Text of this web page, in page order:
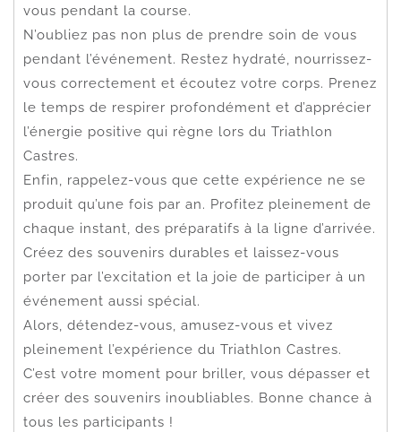
vous pendant la course.
N’oubliez pas non plus de prendre soin de vous
pendant l’événement. Restez hydraté, nourrissez-
vous correctement et écoutez votre corps. Prenez
le temps de respirer profondément et d’apprécier
l’énergie positive qui règne lors du Triathlon
Castres.
Enfin, rappelez-vous que cette expérience ne se
produit qu’une fois par an. Profitez pleinement de
chaque instant, des préparatifs à la ligne d’arrivée.
Créez des souvenirs durables et laissez-vous
porter par l’excitation et la joie de participer à un
événement aussi spécial.
Alors, détendez-vous, amusez-vous et vivez
pleinement l’expérience du Triathlon Castres.
C’est votre moment pour briller, vous dépasser et
créer des souvenirs inoubliables. Bonne chance à
tous les participants !